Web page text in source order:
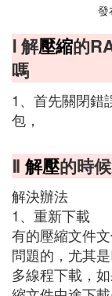
發
Ⅰ 解壓縮的
嗎
1、首先關閉錯
包，
Ⅱ 解壓的時
解決辦法
1、重新下載
有的壓縮文件
問題的，尤其
多線程下載，